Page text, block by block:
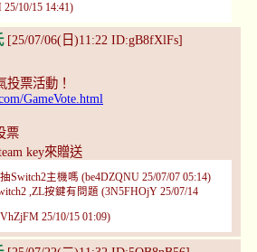
10/15 14:41)
[25/07/06(日)11:22 ID:gB8fXlFs]
投票活動！
GameVote.html
票
key來贈送
Switch2主機嗎 (be4DZQNU 25/07/07 05:14)
,ZL按鍵有問題 (3N5FHOjY 25/07/14
25/10/15 01:09)